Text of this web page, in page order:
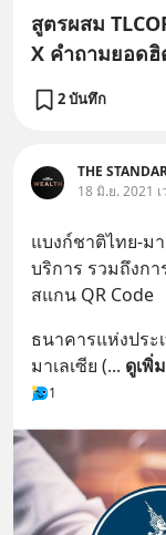
สูตรผสม
X คำถามยอด
2 บันทึก
THE
18 มิ.ย. 2021
แบงก์ชาติไทย-ม
บริการ รวมถึงก
สแกน QR Code
ธนาคารแห่งประ
มาเลเซีย (... ดูเพิ่
1